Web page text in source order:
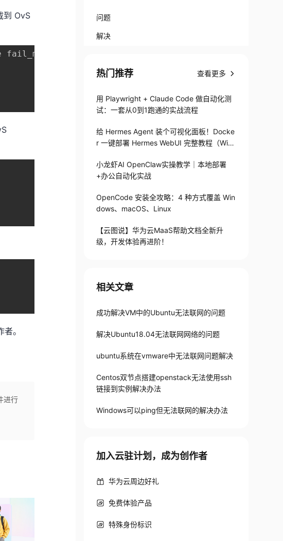
到 OvS
secure Port phy-br-ex Interface phy-
。
进行
问题
解决
热门推荐 查看更多
用 Playwright + Claude Code 做自动化测
试：一套从0到1跑通的实战流程
给 Hermes Agent 装个可视化面板！Docke
r 一键部署 Hermes WebUI 完整教程（Win
小龙虾AI OpenClaw实操教学｜本地部署
+办公自动化实战
OpenCode 安装全攻略：4 种方式覆盖 Win
dows、macOS、Linux
【云图说】华为云MaaS帮助文档全新升
级，开发体验再进阶！
相关文章
成功解决VM中的Ubuntu无法联网的问题
解决Ubuntu18.04无法联网网络的问题
ubuntu系统在vmware中无法联网问题解决
Centos双节点搭建openstack无法使用ssh
链接到实例解决办法
Windows可以ping但无法联网的解决办法
加入云驻计划，成为创作者
华为云周边好礼
免费体验产品
特殊身份标识